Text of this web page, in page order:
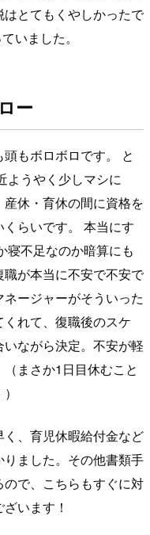
とてもくやしかったで
いました。
ー
もボロボロです。 と
ようやく少しマシに
休・育休の間に資格を
らいです。 本当にす
寝不足なのか暗算にも
が本当に不安で不安で
ージャーがそういった
れて、復職後のスケ
ながら決定。不安が軽
まさか1日目休むこと
、育児休暇給付金など
ました。その他書類手
で、こちらもすぐに対
います！